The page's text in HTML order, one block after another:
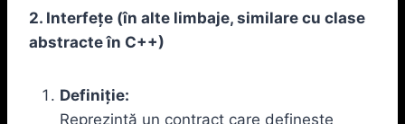
2. Interfețe (în alte limbaje, similare cu clase
abstracte în C++)
Definiție:
Reprezintă un contract care definește